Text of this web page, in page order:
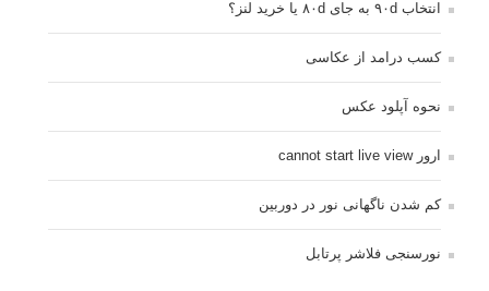
انتخاب ۹۰d به جای ۸۰d یا خرید لنز؟
کسب درامد از عکاسی
نحوه آپلود عکس
ارور cannot start live view
کم شدن ناگهانی نور در دوربین
نورسنجی فلاشر پرتابل